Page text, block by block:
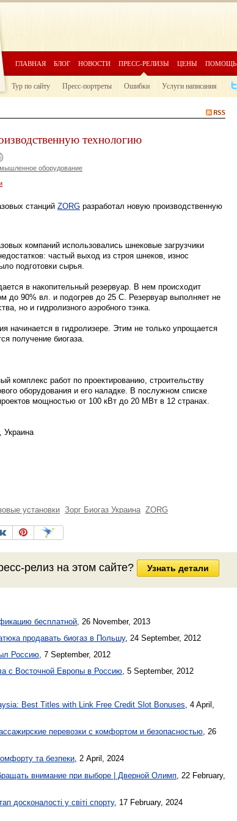
ГЛАВНАЯ БЛОГ НОВОСТИ ПРЕСС-РЕЛИЗЫ ЦЕНЫ ПОМОЩЬ
Тур по сайту Пресс-портреты Ошибки Услуги написания
технологию
оборудование
станций ZORG разработал новую производственную
компаний использовались шнековые загрузчики
частый выход из строя шнеков, износ
подготовки сырья.
в накопительный резервуар. В нем происходит
до 90% вл. и подогрев до 25 С. Резервуар выполняет не
но и гидролизного аэробного тэнка.
начинается в гидролизере. Этим не только упрощается
получение биогаза.
комплекс работ по проектированию, строительству
оборудования и его наладке. В послужном списке
мощностью от 100 кВт до 20 МВт в 12 странах.
Украина
установки Зорг Биогаз Украина ZORG
релиз на этом сайте? Узнать детали
бесплатной 26 November, 2013
продавать биогаз в Польшу, 24 September, 2012
Россию, 7 September, 2012
с Восточной Европы в Россию, 5 September, 2012
Best Titles with Link Free Credit Slot Bonuses , 4 April,
перевозки с комфортом и безопасностью, 26
та безпеки, 2 April, 2024
внимание при выборе | Дверной Олимп , 22 February,
досконалості у світі спорту, 17 February, 2024